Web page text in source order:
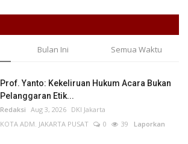
Bulan Ini Semua Waktu
Prof. Yanto: Kekeliruan Hukum Acara Bukan
Pelanggaran Etik...
Redaksi Aug 3, 2026 DKI Jakarta
KOTA ADM. JAKARTA PUSAT
0 39 Laporkan